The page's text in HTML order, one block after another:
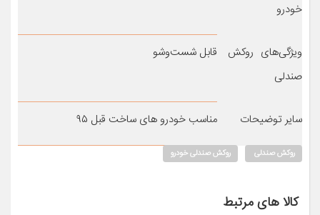
خودرو
ویژگی‌های روکش
صندلی
قابل شست‌وشو
سایر توضیحات مناسب خودرو های ساخت قبل ۹۵
روکش صندلی روکش صندلی خودرو
کالا های مرتبط